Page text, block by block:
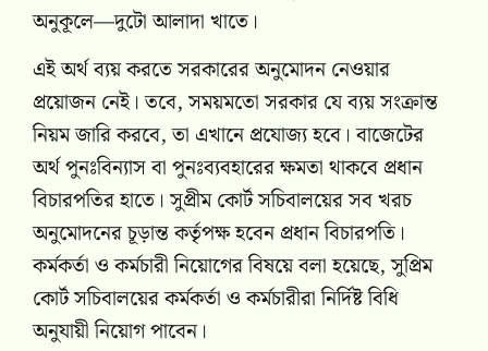
অনুকূলে—দুটো আলাদা খাতে।
এই অর্থ ব্যয় করতে সরকারের অনুমোদন নেওয়ার
প্রয়োজন নেই। তবে, সময়মতো সরকার যে ব্যয় সংক্রান্ত
নিয়ম জারি করবে, তা এখানে প্রযোজ্য হবে। বাজেটের
অর্থ পুনঃবিন্যাস বা পুনঃব্যবহারের ক্ষমতা থাকবে প্রধান
বিচারপতির হাতে। সুপ্রীম কোর্ট সচিবালয়ের সব খরচ
অনুমোদনের চূড়ান্ত কর্তৃপক্ষ হবেন প্রধান বিচারপতি।
কর্মকর্তা ও কর্মচারী নিয়োগের বিষয়ে বলা হয়েছে, সুপ্রিম
কোর্ট সচিবালয়ের কর্মকর্তা ও কর্মচারীরা নির্দিষ্ট বিধি
অনুযায়ী নিয়োগ পাবেন।